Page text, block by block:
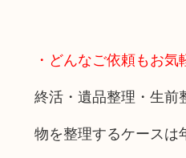
・どんなご依頼もお気
終活・遺品整理・生前
物を整理するケースは